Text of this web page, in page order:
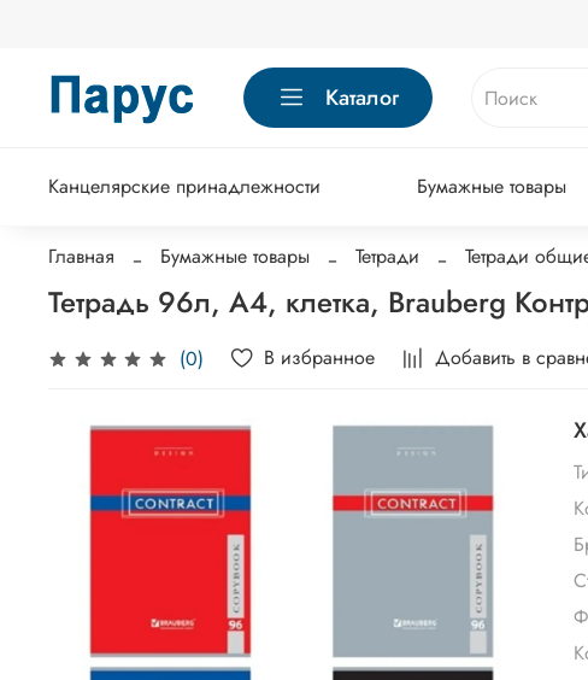
Каталог
Канцелярские принадлежности Бумажные товары
Главная Бумажные товары Тетради Тетради
Тетрадь 96л, А4, клетка, Brauberg
(0) В избранное Добавить в